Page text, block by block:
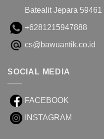
Batealit Jepara 59461
+6281215947888
cs@bawuantik.co.id
SOCIAL MEDIA
FACEBOOK
INSTAGRAM